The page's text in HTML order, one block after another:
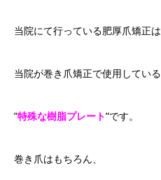
当院にて行っている肥厚爪矯正は
当院が巻き爪矯正で使用している
”特殊な樹脂プレート”です。
巻き爪はもちろん、